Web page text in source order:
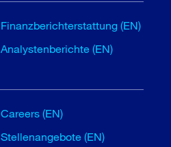
Finanzberichterstattung (EN)
Analystenberichte (EN)
Careers (EN)
Stellenangebote (EN)